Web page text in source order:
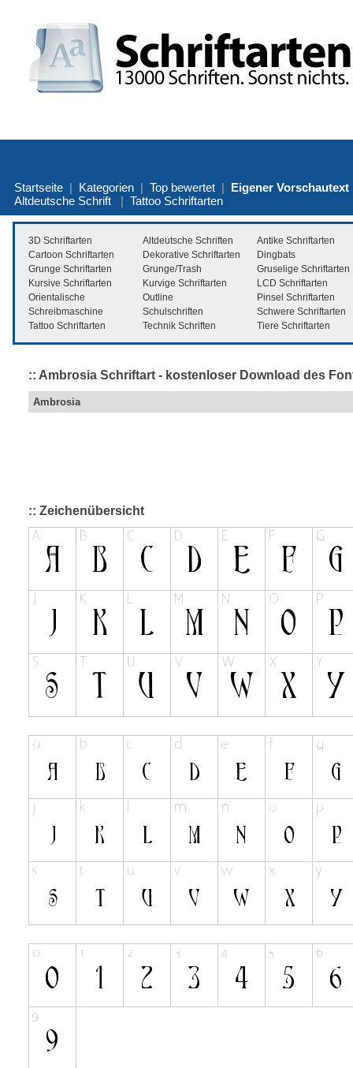
Startseite | Kategorien | Top bewertet | Eigener Vorschautext
Altdeutsche Schrift | Tattoo Schriftarten
3D Schriftarten Altdeutsche Schriften
Antike Schriftarten
Cartoon Schriftarten
Dekorative Schriftarten
Dingbats
Grunge Schriftarten
Grunge/Trash
Gruselige Schriftarten
Kursive Schriftarten
Kurvige Schriftarten
LCD Schriftarten
Orientalische
Outline
Pinsel Schriftarten
Schreibmaschine
Schulschriften
Schwere Schriftarten
Tattoo Schriftarten
Technik Schriften Tiere Schriftarten
:: Ambrosia Schriftart - kostenloser Download des
Ambrosia
:: Zeichenübersicht